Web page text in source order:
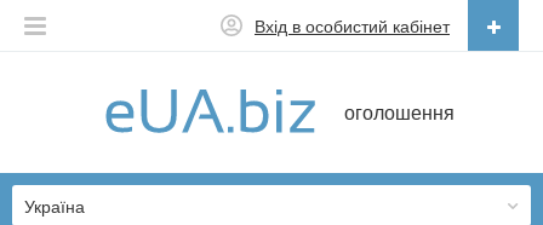
оголошення
Вхід в особистий кабінет
Українська
Україна